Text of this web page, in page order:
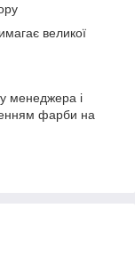
великої
менеджера і
фарби на